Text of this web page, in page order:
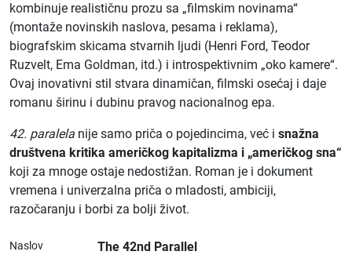
kombinuje realističnu prozu sa „filmskim novinama“
(montaže novinskih naslova, pesama i reklama),
biografskim skicama stvarnih ljudi (Henri Ford, Teodor
Ruzvelt, Ema Goldman, itd.) i introspektivnim „oko kamere“.
Ovaj inovativni stil stvara dinamičan, filmski osećaj i daje
romanu širinu i dubinu pravog nacionalnog epa.
42. paralela nije samo priča o pojedincima, već i snažna
društvena kritika američkog kapitalizma i „američkog sna“
koji za mnoge ostaje nedostižan. Roman je i dokument
vremena i univerzalna priča o mladosti, ambiciji,
razočaranju i borbi za bolji život.
Naslov
The 42nd Parallel